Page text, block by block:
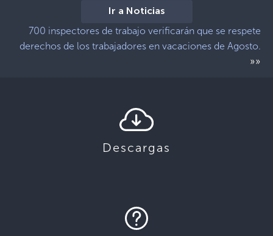
Ir a Noticias
700 inspectores de trabajo verificarán que se respete
derechos de los trabajadores en vacaciones de Agosto.
»»
Descargas